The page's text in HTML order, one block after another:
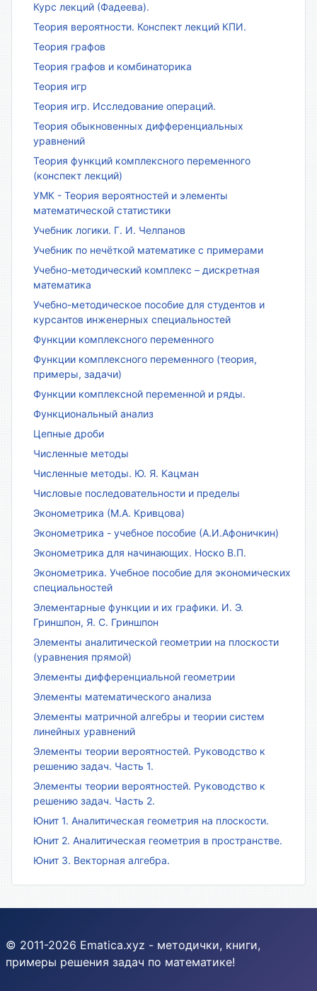
Курс лекций (Фадеева).
Теория вероятности. Конспект лекций КПИ.
Теория графов
Теория графов и комбинаторика
Теория игр
Теория игр. Исследование операций.
Теория обыкновенных дифференциальных
уравнений
Теория функций комплексного переменного
(конспект лекций)
УМК - Теория вероятностей и элементы
математической статистики
Учебник логики. Г. И. Челпанов
Учебник по нечёткой математике с примерами
Учебно-методический комплекс – дискретная
математика
Учебно-методическое пособие для студентов и
курсантов инженерных специальностей
Функции комплексного переменного
Функции комплексного переменного (теория,
примеры, задачи)
Функции комплексной переменной и ряды.
Функциональный анализ
Цепные дроби
Численные методы
Численные методы. Ю. Я. Кацман
Числовые последовательности и пределы
Эконометрика (М.А. Кривцова)
Эконометрика - учебное пособие (А.И.Афоничкин)
Эконометрика для начинающих. Носко В.П.
Эконометрика. Учебное пособие для экономических
специальностей
Элементарные функции и их графики. И. Э.
Гриншпон, Я. С. Гриншпон
Элементы аналитической геометрии на плоскости
(уравнения прямой)
Элементы дифференциальной геометрии
Элементы математического анализа
Элементы матричной алгебры и теории систем
линейных уравнений
Элементы теории вероятностей. Руководство к
решению задач. Часть 1.
Элементы теории вероятностей. Руководство к
решению задач. Часть 2.
Юнит 1. Аналитическая геометрия на плоскости.
Юнит 2. Аналитическая геометрия в пространстве.
Юнит 3. Векторная алгебра.
© 2011-2026 Ematica.xyz - методички, книги,
примеры решения задач по математике!